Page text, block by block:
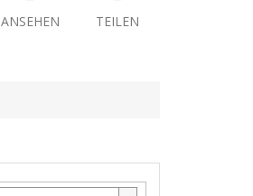
ANSEHEN TEILEN